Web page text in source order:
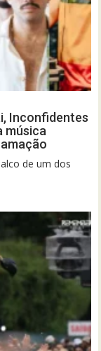
Inconfidentes
música
de um dos